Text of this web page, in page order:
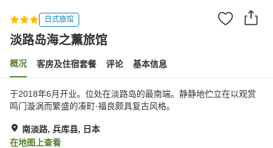
日式旅馆
淡路岛海之薫旅馆
概况 客房及住宿套餐 评论 基本信息
于2018年6月开业。位处在淡路岛的最南端。静静地伫立在以观赏
鸣门漩涡而繁盛的凑町·福良颇具复古风格。
南淡路, 兵库县, 日本
在地图上查看